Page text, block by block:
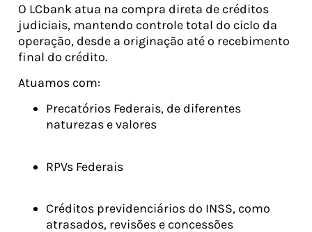
O LCbank atua na compra direta de créditos
judiciais, mantendo controle total do ciclo da
operação, desde a originação até o recebimento
final do crédito.
Atuamos com:
Precatórios Federais, de diferentes
naturezas e valores
RPVs Federais
Créditos previdenciários do INSS, como
atrasados, revisões e concessões